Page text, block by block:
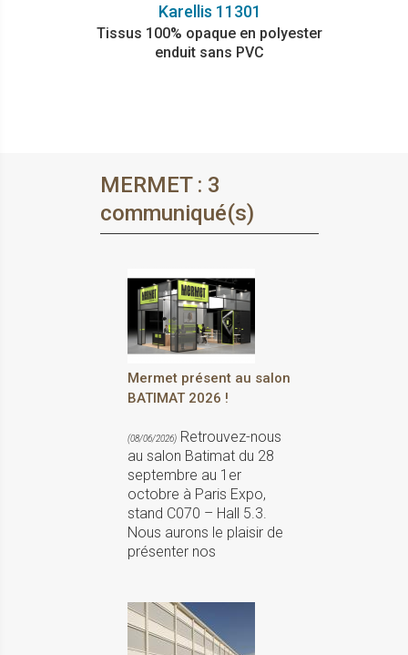
Karellis 11301
Tissus 100% opaque en polyester
enduit sans PVC
MERMET : 3
communiqué(s)
Mermet présent au salon
BATIMAT 2026 !
(08/06/2026) Retrouvez-nous
au salon Batimat du 28
septembre au 1er
octobre à Paris Expo,
stand C070 – Hall 5.3.
Nous aurons le plaisir de
présenter nos